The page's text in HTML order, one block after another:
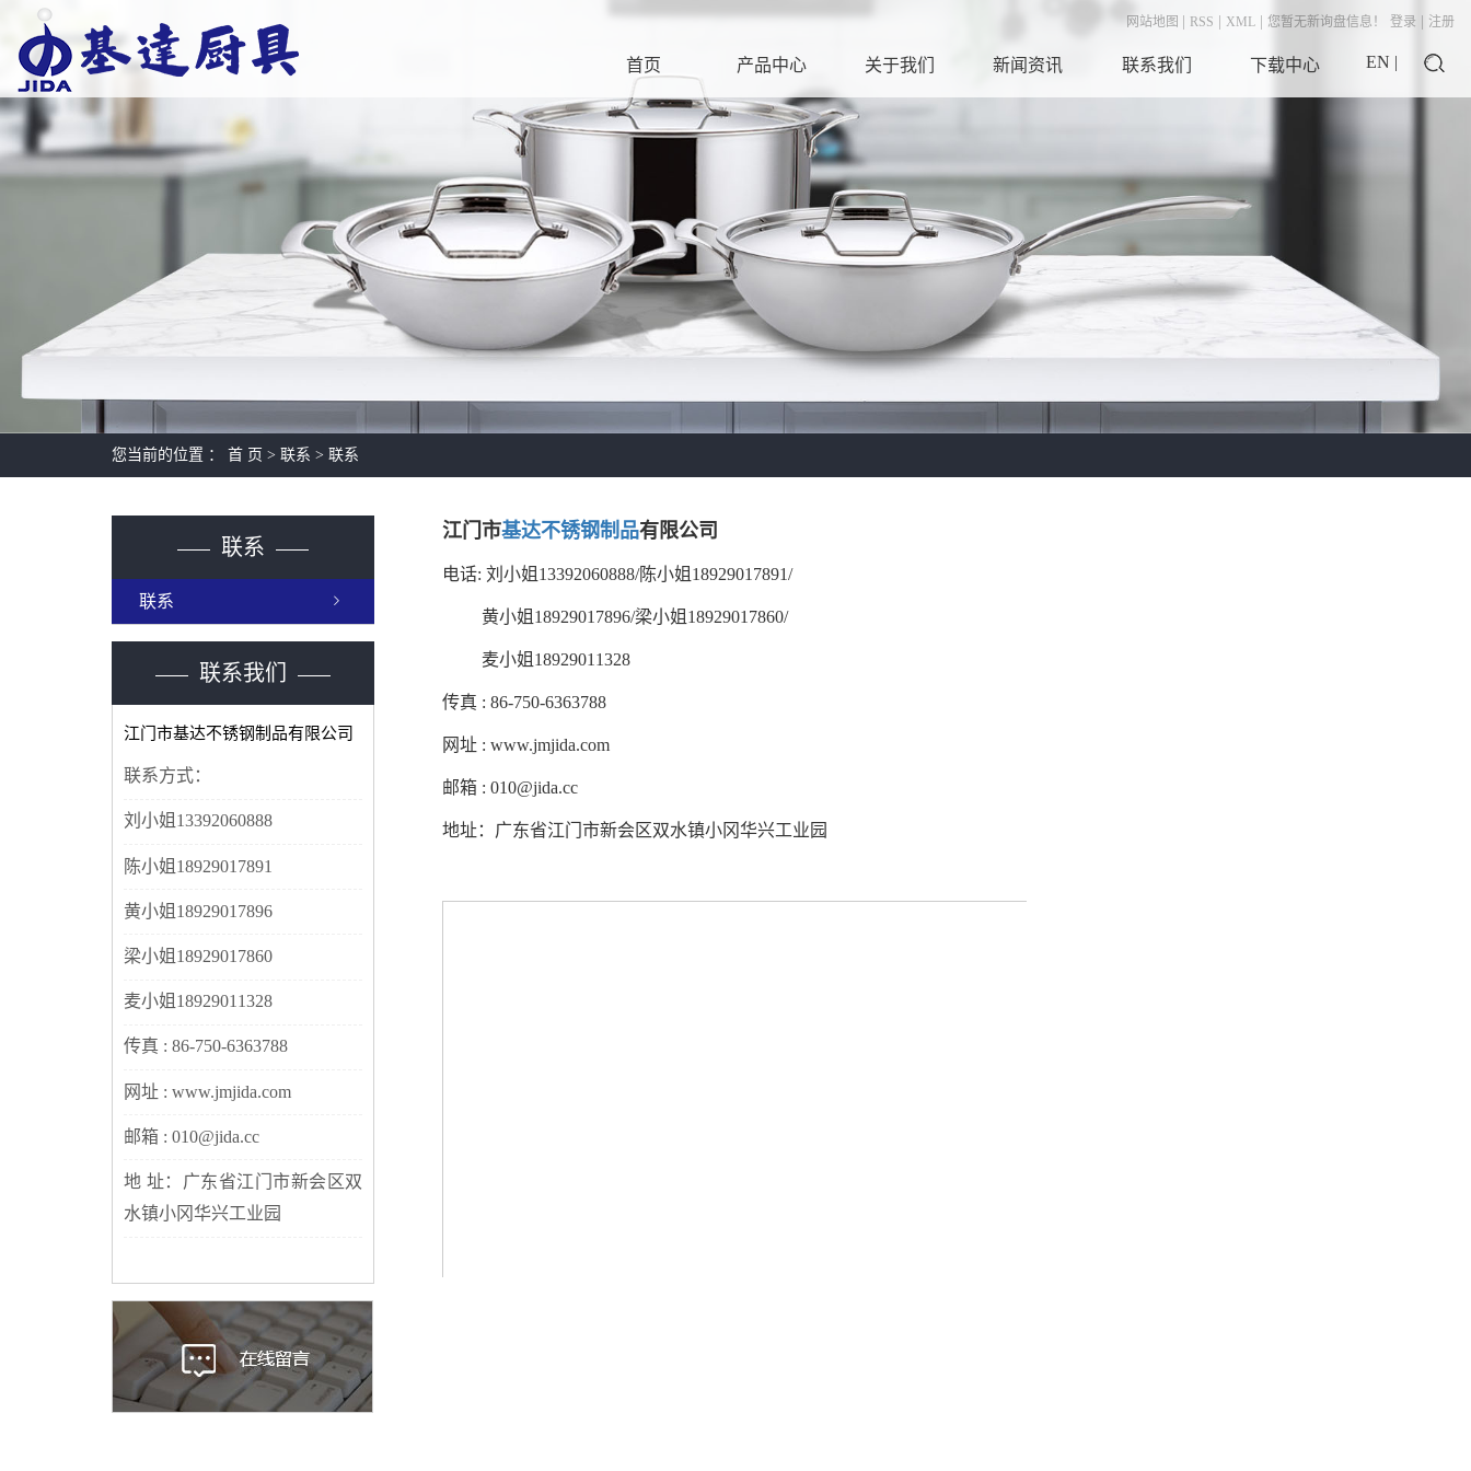
网站地图 RSS XML 您暂无新询盘信息！ 登录 注册
EN |
首页 产品中心 关于我们 新闻资讯 联系我们 下载中心
您当前的位置 ： 首 页 > 联系 > 联系
联系
联系
联系我们
江门市基达不锈钢制品有限公司
联系方式：
刘小姐13392060888
陈小姐18929017891
黄小姐18929017896
梁小姐18929017860
麦小姐18929011328
传真 : 86-750-6363788
网址 : www.jmjida.com
邮箱 : 010@jida.cc
地 址：广东省江门市新会区双
水镇小冈华兴工业园
江门市基达不锈钢制品有限公司
电话: 刘小姐13392060888/陈小姐18929017891/
黄小姐18929017896/梁小姐18929017860/
麦小姐18929011328
传真 : 86-750-6363788
网址 : www.jmjida.com
邮箱 : 010@jida.cc
地址：广东省江门市新会区双水镇小冈华兴工业园